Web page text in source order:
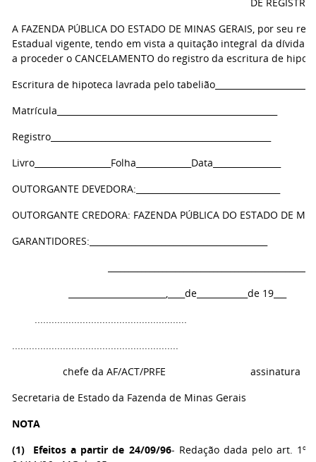
A FAZENDA PÚBLICA DO ESTADO DE MINAS GERAIS, por
Estadual vigente, tendo em vista a quitação integral da dívida
a proceder o CANCELAMENTO do registro da escritura de
Escritura de hipoteca lavrada pelo
Matrícula____________________________________________________
Registro____________________________________________________
Livro__________________Folha_____________Data________________
OUTORGANTE DEVEDORA:__________________________________
OUTORGANTE CREDORA: FAZENDA PÚBLICA DO ESTADO DE
GARANTIDORES:__________________________________________
_______________________,____de____________de 19___
......................................................
...........................................................
chefe da AF/ACT/PRFE assinatura
Secretaria de Estado da Fazenda de Minas Gerais
NOTA
(1) Efeitos a partir de 24/09/96- Redação dada pelo art. 1º